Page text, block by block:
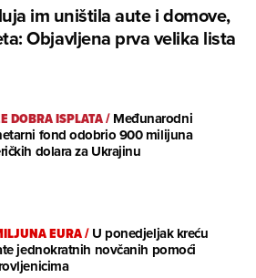
im uništila aute i domove,
Objavljena prva velika lista
DOBRA ISPLATA/Međunarodni
fond odobrio 900 milijuna
dolara za Ukrajinu
EURA/U ponedjeljak kreću
jednokratnih novčanih pomoći